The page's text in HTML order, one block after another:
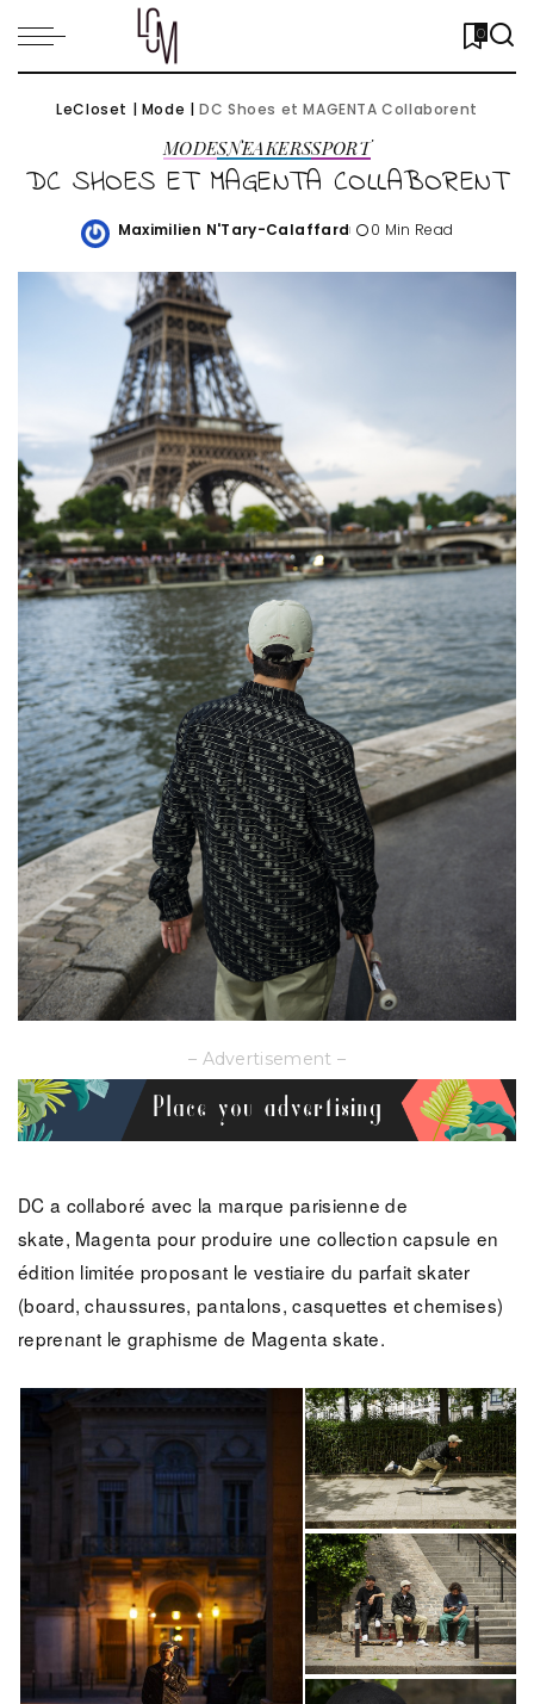
0
LeCloset | Mode |DC Shoes et MAGENTA Collaborent
MODESNEAKERSSPORT
DC SHOES ET MAGENTA COLLABORENT
Posted
Maximilien N'Tary-Calaffard 0 Min Read
– Advertisement –
DC a collaboré avec la marque parisienne de
skate, Magenta pour produire une collection capsule en
édition limitée proposant le vestiaire du parfait skater
(board, chaussures, pantalons, casquettes et chemises)
reprenant le graphisme de Magenta skate.